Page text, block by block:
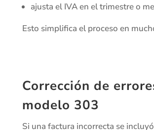
ajusta el IVA en el trimestre o
Esto simplifica el proceso en
Corrección de
modelo 303
Si una factura incorrecta se